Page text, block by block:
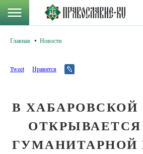
Главная Новости
Tweet Нравится
В ХАБАРОВСКОЙ